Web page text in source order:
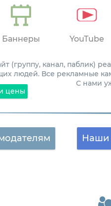
Баннеры YouTube
(группу, канал, паблик)
людей. Все рекламные
С нами
цены
Наши